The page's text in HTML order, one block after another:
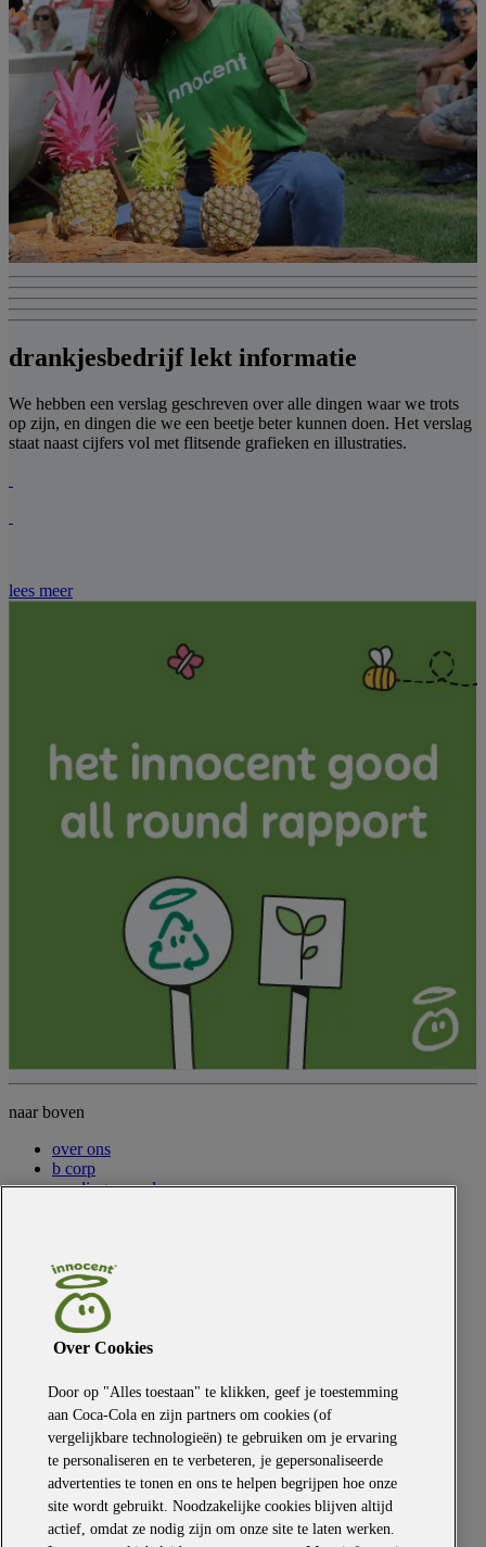
drankjesbedrijf lekt informatie
We hebben een verslag geschreven over alle dingen waar we trots
op zijn, en dingen die we een beetje beter kunnen doen. Het verslag
staat naast cijfers vol met flitsende grafieken en illustraties.
lees meer
naar boven
over ons
b corp
voedingswaarden
super smoothies
sap
innocent+ sap
shots
kids
recycle activisten
landbouwkampioenen
klimaatveranderaars
dingen die we doen voor mensen
inclusiviteit & diversiteit
mensenrechten
Over Cookies
Door op "Alles toestaan" te klikken, geef je toestemming
aan Coca‑Cola en zijn partners om cookies (of
vergelijkbare technologieën) te gebruiken om je ervaring
te personaliseren en te verbeteren, je gepersonaliseerde
advertenties te tonen en ons te helpen begrijpen hoe onze
site wordt gebruikt. Noodzakelijke cookies blijven altijd
actief, omdat ze nodig zijn om onze site te laten werken.